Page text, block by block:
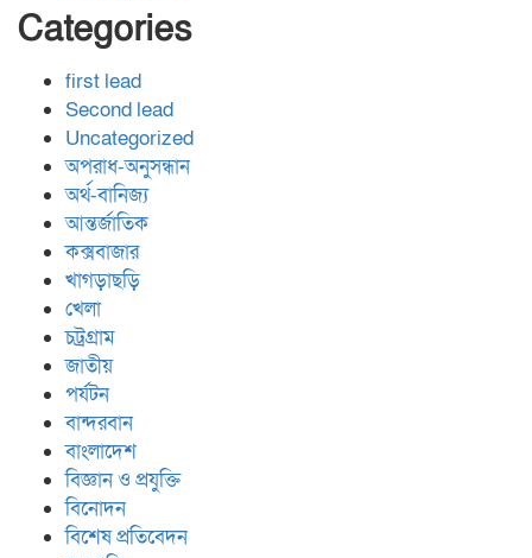
Categories
first lead
Second lead
Uncategorized
অপরাধ-অনুসন্ধান
অর্থ-বানিজ্য
আন্তর্জাতিক
কক্সবাজার
খাগড়াছড়ি
খেলা
চট্রগ্রাম
জাতীয়
পর্যটন
বান্দরবান
বাংলাদেশ
বিজ্ঞান ও প্রযুক্তি
বিনোদন
বিশেষ প্রতিবেদন